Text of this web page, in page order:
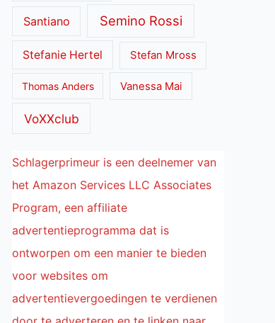
Santiano Semino Rossi
Stefanie Hertel Stefan Mross
Thomas Anders Vanessa Mai
VoXXclub
Schlagerprimeur is een deelnemer van
het Amazon Services LLC Associates
Program, een affiliate
advertentieprogramma dat is
ontworpen om een manier te bieden
voor websites om
advertentievergoedingen te verdienen